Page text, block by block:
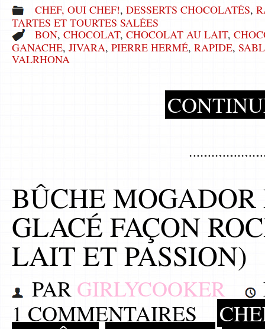
CHEF, OUI CHEF!, DESSERTS CHOCOLATÉS,
TARTES ET TOURTES SALÉES
BON, CHOCOLAT, CHOCOLAT AU LAIT,
GANACHE, JIVARA, PIERRE HERMÉ, RAPIDE,
VALRHONA
BÛCHE
GLACÉ FAÇON
LAIT ET PASSION)
PAR GIRLYCOOKER
1 COMMENTAIRES